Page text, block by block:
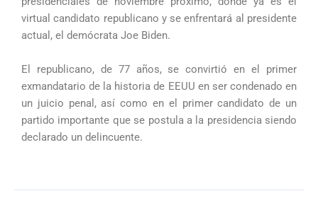
virtual candidato republicano y se enfrentará al presidente
actual, el demócrata Joe Biden.
El republicano, de 77 años, se convirtió en el primer
exmandatario de la historia de EEUU en ser condenado en
un juicio penal, así como en el primer candidato de un
partido importante que se postula a la presidencia siendo
declarado un delincuente.